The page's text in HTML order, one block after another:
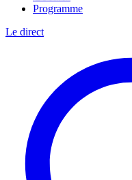
Programme
Le direct